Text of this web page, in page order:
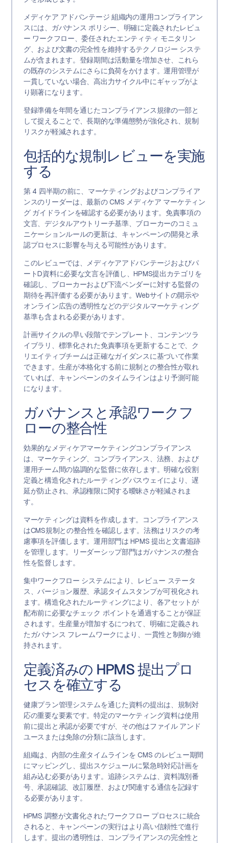
メディケア アドバンテージ 組織内の運用コンプライアン
スには、ガバナンス ポリシー、明確に定義されたレビュ
ー ワークフロー、委任されたエンティティ モニタリン
グ、および文書の完全性を維持するテクノロジー システ
ムが含まれます。登録期間は活動量を増加させ、これら
の既存のシステムにさらに負荷をかけます。運用管理が
一貫していない場合、高出力サイクル中にギャップがよ
り顕著になります。
登録準備を年間を通じたコンプライアンス規律の一部と
して捉えることで、長期的な準備態勢が強化され、規制
リスクが軽減されます。
包括的な規制レビューを実施
する
第 4 四半期の前に、マーケティングおよびコンプライア
ンスのリーダーは、最新の CMS メディケア マーケティン
グ ガイドラインを確認する必要があります。免責事項の
文言、デジタルアウトリーチ基準、ブローカーのコミュ
ニケーションルールの更新は、キャンペーンの開発と承
認プロセスに影響を与える可能性があります。
このレビューでは、メディケアアドバンテージおよびパ
ートD資料に必要な文言を評価し、HPMS提出カテゴリを
確認し、ブローカーおよび下流ベンダーに対する監督の
期待を再評価する必要があります。Webサイトの開示や
オンライン広告の透明性などのデジタルマーケティング
基準も含まれる必要があります。
計画サイクルの早い段階でテンプレート、コンテンツラ
イブラリ、標準化された免責事項を更新することで、ク
リエイティブチームは正確なガイダンスに基づいて作業
できます。生産が本格化する前に規制との整合性が取れ
ていれば、キャンペーンのタイムラインはより予測可能
になります。
ガバナンスと承認ワークフ
ローの整合性
効果的なメディケアマーケティングコンプライアンス
は、マーケティング、コンプライアンス、法務、および
運用チーム間の協調的な監督に依存します。明確な役割
定義と構造化されたルーティングパスウェイにより、遅
延が防止され、承認権限に関する曖昧さが軽減されま
す。
マーケティングは資料を作成します。コンプライアンス
はCMS規制との整合性を確認します。法務はリスクの考
慮事項を評価します。運用部門は HPMS 提出と文書追跡
を管理します。リーダーシップ部門はガバナンスの整合
性を監督します。
集中ワークフロー システムにより、レビュー ステータ
ス、バージョン履歴、承認タイムスタンプが可視化され
ます。構造化されたルーティングにより、各アセットが
配布前に必要なチェック ポイントを通過することが保証
されます。生産量が増加するにつれて、明確に定義され
たガバナンス フレームワークにより、一貫性と制御が維
持されます。
定義済みの HPMS 提出プロ
セスを確立する
健康プラン管理システムを通じた資料の提出は、規制対
応の重要な要素です。特定のマーケティング資料は使用
前に提出と承認が必要ですが、その他はファイル アンド
ユースまたは免除の分類に該当します。
組織は、内部の生産タイムラインを CMS のレビュー期間
にマッピングし、提出スケジュールに緊急時対応計画を
組み込む必要があります。追跡システムは、資料識別番
号、承認確認、改訂履歴、および関連する通信を記録す
る必要があります。
HPMS 調整が文書化されたワークフロー プロセスに統合
されると、キャンペーンの実行はより高い信頼性で進行
します。提出の透明性は、コンプライアンスの完全性と